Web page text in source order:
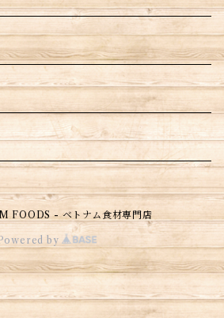
- ベトナム食材専門店
by